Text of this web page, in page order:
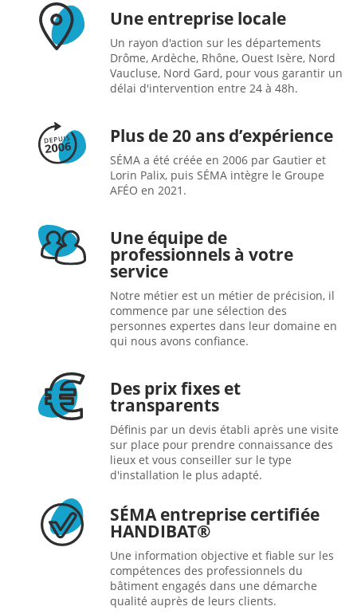
Une entreprise locale
Un rayon d'action sur les départements
Drôme, Ardèche, Rhône, Ouest Isère, Nord
Vaucluse, Nord Gard, pour vous garantir un
délai d'intervention entre 24 à 48h.
Plus de 20 ans d’expérience
SÉMA a été créée en 2006 par Gautier et
Lorin Palix, puis SÉMA intègre le Groupe
AFÉO en 2021.
Une équipe de
professionnels à votre
service
Notre métier est un métier de précision, il
commence par une sélection des
personnes expertes dans leur domaine en
qui nous avons confiance.
Des prix fixes et
transparents
Définis par un devis établi après une visite
sur place pour prendre connaissance des
lieux et vous conseiller sur le type
d'installation le plus adapté.
SÉMA entreprise certifiée
HANDIBAT®
Une information objective et fiable sur les
compétences des professionnels du
bâtiment engagés dans une démarche
qualité auprès de leurs clients.